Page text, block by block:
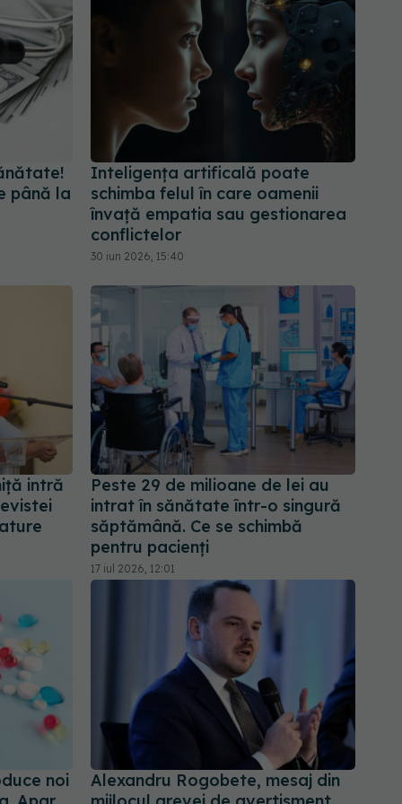
până la
Inteligența artificală poate
schimba felul în care oamenii
învață empatia sau gestionarea
conflictelor
30 iun 2026, 15:40
intră
Peste 29 de milioane de lei au
intrat în sănătate într-o singură
săptămână. Ce se schimbă
pentru pacienți
17 iul 2026, 12:01
noi
Alexandru Rogobete, mesaj din